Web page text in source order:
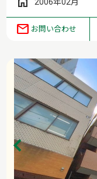
お問い合わせ